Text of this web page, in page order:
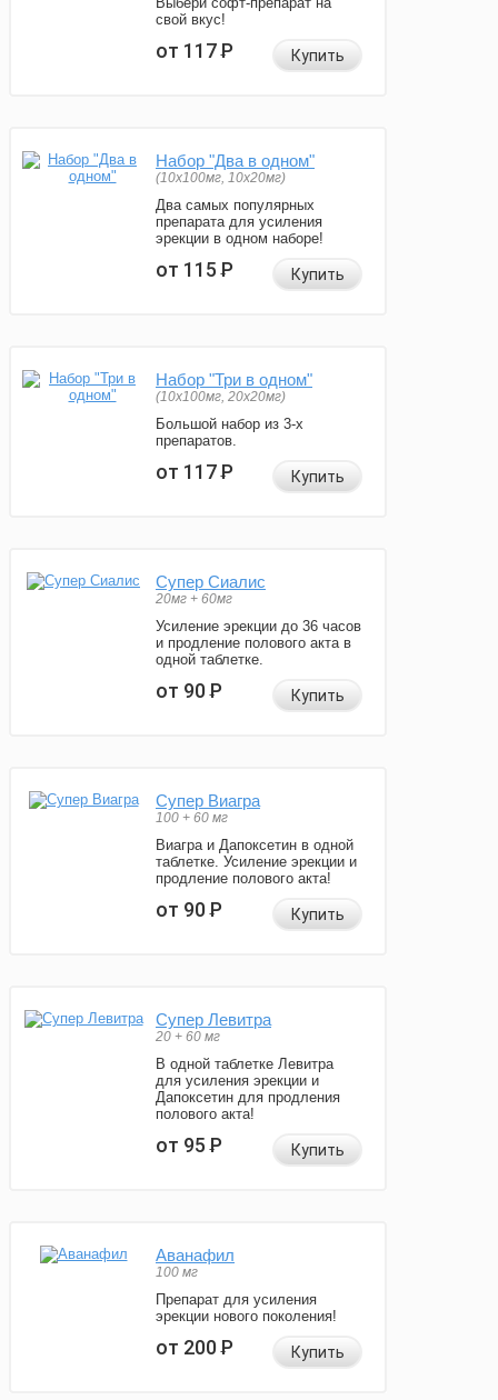
свой вкус!
от 117Р Купить
Набор "Два в одном"
(10x100мг, 10x20мг)
Два самых популярных
препарата для усиления
эрекции в одном наборе!
от 115Р Купить
Набор "Три в одном"
(10x100мг, 20x20мг)
Большой набор из 3-х
препаратов.
от 117Р Купить
Супер Сиалис
20мг + 60мг
Усиление эрекции до 36 часов
и продление полового акта в
одной таблетке.
от 90Р Купить
Супер Виагра
100 + 60 мг
Виагра и Дапоксетин в одной
таблетке. Усиление эрекции и
продление полового акта!
от 90Р Купить
Супер Левитра
20 + 60 мг
В одной таблетке Левитра
для усиления эрекции и
Дапоксетин для продления
полового акта!
от 95Р Купить
Аванафил
100 мг
Препарат для усиления
эрекции нового поколения!
от 200Р Купить